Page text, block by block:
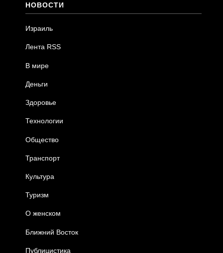
НОВОСТИ
Израиль
Лента RSS
В мире
Деньги
Здоровье
Технологии
Общество
Транспорт
Культура
Туризм
О женском
Ближний Восток
Публицистика